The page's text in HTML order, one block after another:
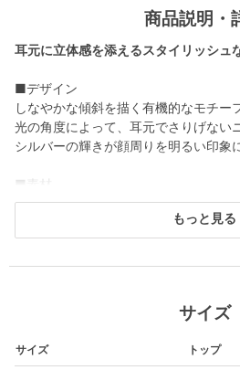
商品説明・
耳元に立体感を添えるスタイリッシュ
■デザイン
しなやかな傾斜を描く有機的なモチー
光の角度によって、耳元でさりげない
シルバーの輝きが顔周りを明るい印象
silver950
17335000215
質の高いジュエリーこそデイリーに使
素材がもつ自然の美しさを最大限に活
もっと見る
サイズ
サイズ トップ